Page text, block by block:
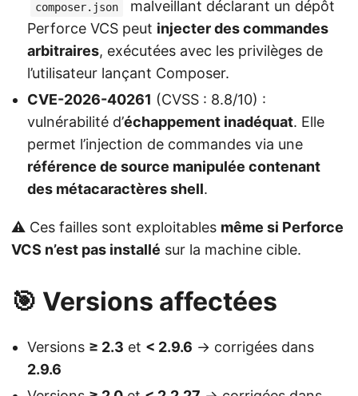
composer.json
malveillant déclarant un dépôt
Perforce VCS peut injecter des commandes
arbitraires, exécutées avec les privilèges de
l’utilisateur lançant Composer.
CVE-2026-40261 (CVSS : 8.8/10) :
vulnérabilité d’échappement inadéquat. Elle
permet l’injection de commandes via une
référence de source manipulée contenant
des métacaractères shell.
⚠️ Ces failles sont exploitables même si Perforce
VCS n’est pas installé sur la machine cible.
🎯 Versions affectées
Versions ≥ 2.3 et < 2.9.6 → corrigées dans
2.9.6